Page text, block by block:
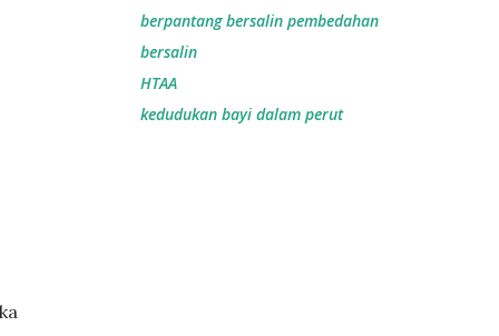
berpantang bersalin pembedahan
bersalin
HTAA
kedudukan bayi dalam perut